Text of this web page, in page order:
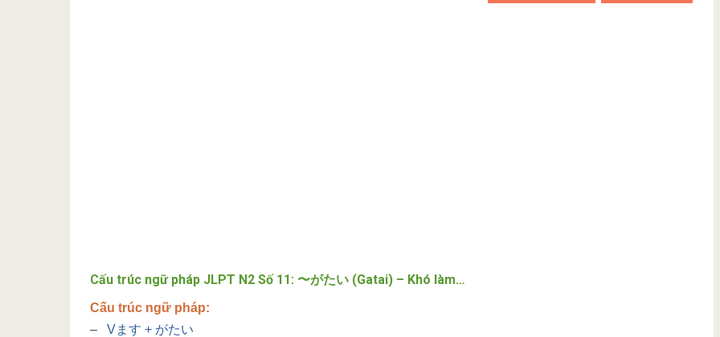
Cấu trúc ngữ pháp JLPT N2 Số 11: 〜がたい (Gatai) – Khó làm…
Cấu trúc ngữ pháp:
–
Vます + がたい